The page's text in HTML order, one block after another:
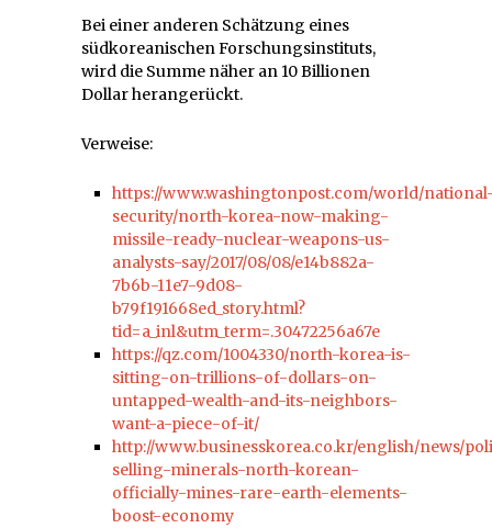
Bei einer anderen Schätzung eines
südkoreanischen Forschungsinstituts,
wird die Summe näher an 10 Billionen
Dollar herangerückt.
Verweise:
https://www.washingtonpost.com/world/
security/north-korea-now-making-
missile-ready-nuclear-weapons-us-
analysts-say/2017/08/08/e14b882a-
7b6b-11e7-9d08-
b79f191668ed_story.html?
tid=a_inl&utm_term=.30472256a67e
https://qz.com/1004330/north-korea-is-
sitting-on-trillions-of-dollars-on-
untapped-wealth-and-its-neighbors-
want-a-piece-of-it/
http://www.businesskorea.co.kr/english/news/
selling-minerals-north-korean-
officially-mines-rare-earth-elements-
boost-economy